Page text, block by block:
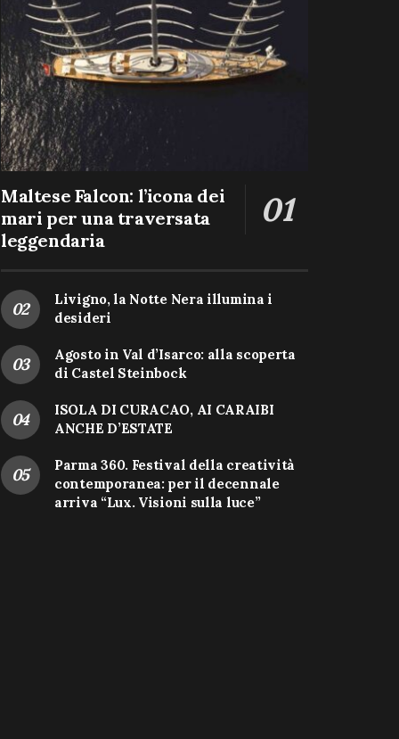
Maltese Falcon: l’icona dei
mari per una traversata
leggendaria
Livigno, la Notte Nera illumina i
desideri
Agosto in Val d’Isarco: alla scoperta
di Castel Steinbock
ISOLA DI CURACAO, AI CARAIBI
ANCHE D’ESTATE
Parma 360. Festival della creatività
contemporanea: per il decennale
arriva “Lux. Visioni sulla luce”